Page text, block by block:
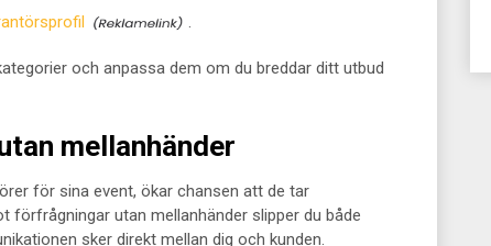
.
och anpassa dem om du breddar ditt utbud
mellanhänder
för sina event, ökar chansen att de tar
förfrågningar utan mellanhänder slipper du både
sker direkt mellan dig och kunden.